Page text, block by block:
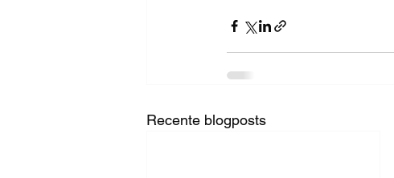
Recente blogposts